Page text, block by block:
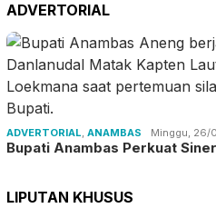
ADVERTORIAL
ADVERTORIAL, ANAMBAS Minggu, 26/
Bupati Anambas Perkuat
LIPUTAN KHUSUS